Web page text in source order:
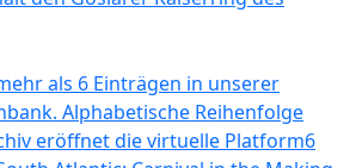
als 6 Einträgen in unserer
Alphabetische Reihenfolge
eröffnet die virtuelle Platform6